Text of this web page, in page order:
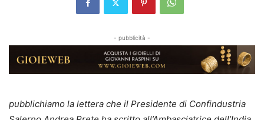
- pubblicità -
pubblichiamo la lettera che il Presidente di Confindustria